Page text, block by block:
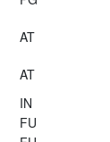
AT
AT
IN
FU